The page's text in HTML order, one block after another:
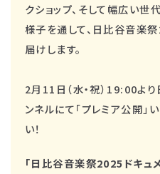
クショップ、そして幅広い
様子を通して、日比谷音楽
届けします。
2月11日（水・祝）19:00よ
ンネルにて「プレミア公開」
い！
「日比谷音楽祭2025ドキュ